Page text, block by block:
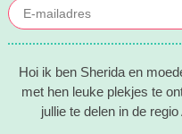
Hoi ik ben Sherida en
met hen leuke plekjes te
jullie te delen in de